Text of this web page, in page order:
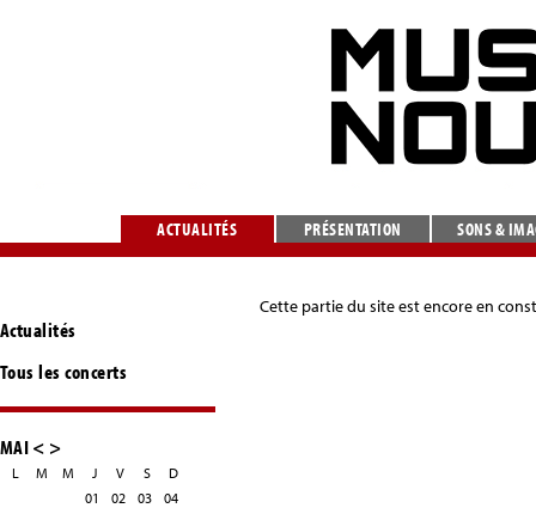
ACTUALITÉS PRÉSENTATION SONS &
Actualités
Tous les concerts
MAI< >
L M M J V S
D
01
02 03
04
Cette partie du site est encore en